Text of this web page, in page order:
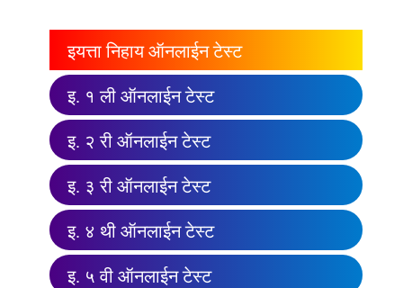
इयत्ता निहाय ऑनलाईन टेस्ट
इ. १ ली ऑनलाईन टेस्ट
इ. २ री ऑनलाईन टेस्ट
इ. ३ री ऑनलाईन टेस्ट
इ. ४ थी ऑनलाईन टेस्ट
इ. ५ वी ऑनलाईन टेस्ट